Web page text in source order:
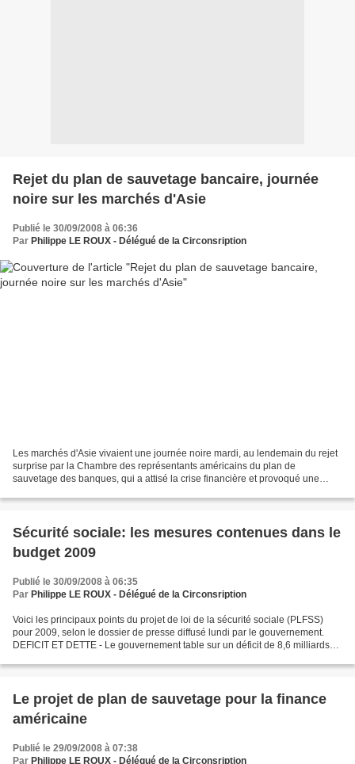
Rejet du plan de sauvetage bancaire, journée
noire sur les marchés d'Asie
Publié le 30/09/2008 à 06:36
Par Philippe LE ROUX - Délégué de la Circonsription
Les marchés d'Asie vivaient une journée noire mardi, au lendemain du rejet
surprise par la Chambre des représentants américains du plan de
sauvetage des banques, qui a attisé la crise financière et provoqué une
Sécurité sociale: les mesures contenues dans le
budget 2009
Publié le 30/09/2008 à 06:35
Par Philippe LE ROUX - Délégué de la Circonsription
Voici les principaux points du projet de loi de la sécurité sociale (PLFSS)
pour 2009, selon le dossier de presse diffusé lundi par le gouvernement.
DEFICIT ET DETTE - Le gouvernement table sur un déficit de 8,6 milliards
Le projet de plan de sauvetage pour la finance
américaine
Publié le 29/09/2008 à 07:38
Par Philippe LE ROUX - Délégué de la Circonsription